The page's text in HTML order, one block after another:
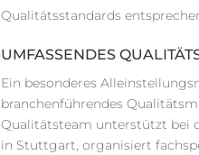
Qualitätsstandards
UMFASSENDES
Ein besonderes
branchenführendes
Qualitätsteam unterstützt bei
in Stuttgart, organisiert